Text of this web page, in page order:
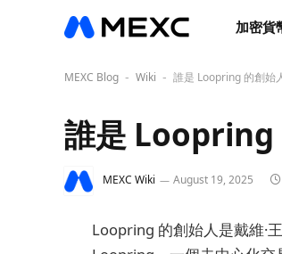
加密貨
MEXC Blog - Wiki - 誰是 Loopring 的創始
誰是 Loopring
MEXC Wiki August 19, 2025
Loopring 的創始人是戴維·